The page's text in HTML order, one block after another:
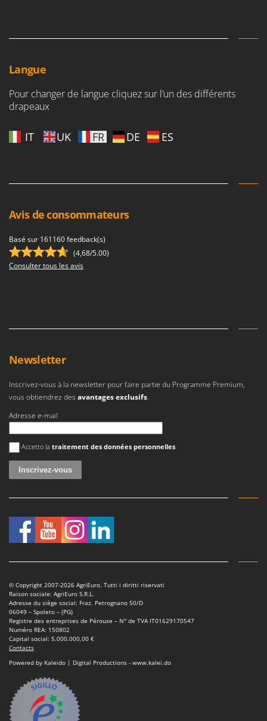
Langue
Pour changer de langue cliquez sur l’un des différents
drapeaux
IT UK FR DE ES
Avis de consommateurs
Basé sur 161160 feedback(s)
(4,68/5.00)
Consulter tous les avis
Newsletter
Inscrivez-vous à la newsletter pour faire partie du Programme Premium,
vous obtiendrez des avantages exclusifs.
Adresse e-mail
Une erreur est survenue
Accetto la traitement des données personnelles
© Copyright 2007-2026 AgriEuro. Tutti i diritti riservati
Raison sociale: AgriEuro S.R.L.
Adresse du siège social: Fraz. Petrognano 50/D
06049 – Spoleto – (PG)
Registre des entreprises de Pérouse – N° de TVA IT01629170547
Numéro REA: 150802
Capital social: 5.000.000,00 €
Contacts
Powered by Kaleido | Digital Productions - www.kalei.do